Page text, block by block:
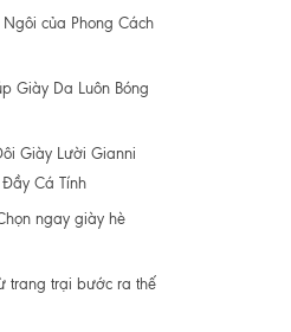
Ngôi của Phong Cách
Giày Da Luôn Bóng
Giày Lười Gianni
Cá Tính
ngay giày hè
trang trại bước ra thế